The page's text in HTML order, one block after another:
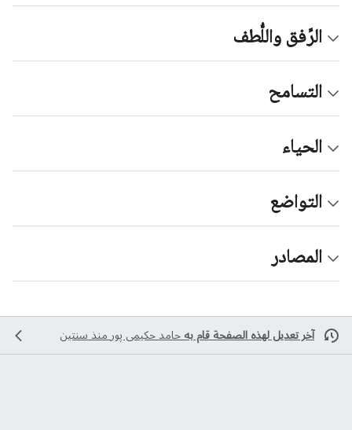
الرِّفق واللُّطف
التسامح
الحياء
التواضع
المصادر
آخر تعديل لهذه الصفحة قام بهحامد حکیمی پورمنذ سنتين